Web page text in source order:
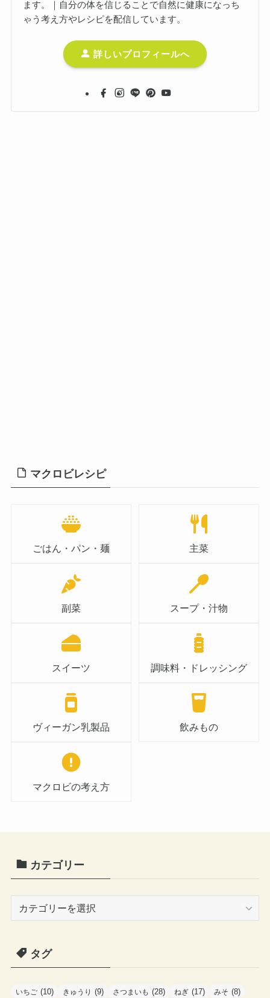
ます。｜自分の体を信じることで自然に健康になっち
ゃう考え方やレシピを配信しています。
詳しいプロフィールへ
マクロビレシピ
ごはん・パン・麺 主菜
副菜 スープ・汁物
スイーツ 調味料・ドレッシング
ヴィーガン乳製品 飲みもの
マクロビの考え方
カテゴリー
ゴ
タグ
いちご (10) きゅうり (9) さつまいも (28) ねぎ (17) みそ (8)